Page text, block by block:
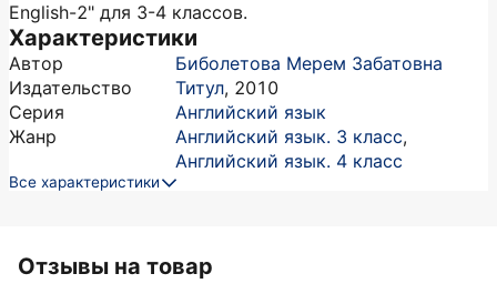
English-2" для 3-4 классов.
Характеристики
Автор
Биболетова Мерем Забатовна
Издательство
Титул, 2010
Серия
Английский язык
Жанр
Английский язык. 3 класс,
Английский язык. 4 класс
Все характеристики
Отзывы на товар